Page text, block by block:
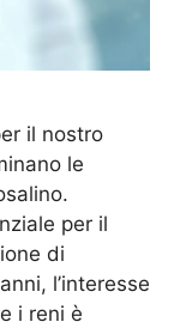
il nostro
le
per il
di
l’interesse
i reni è